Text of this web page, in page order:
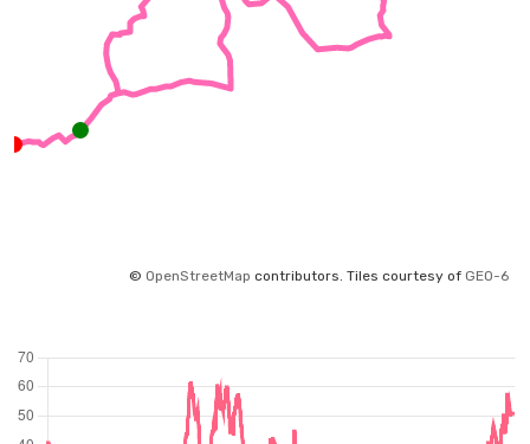
© OpenStreetMap contributors. Tiles courtesy of GEO-6